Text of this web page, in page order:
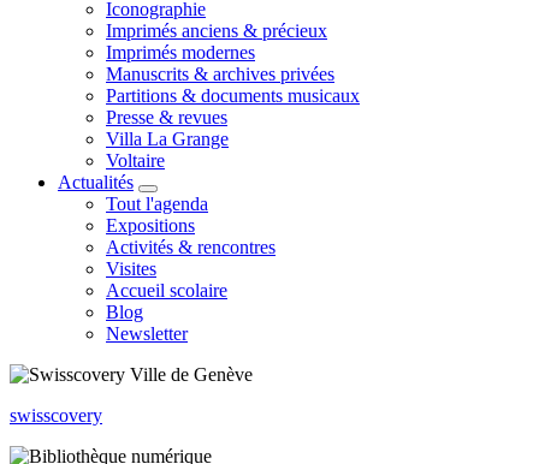
Iconographie
Imprimés anciens & précieux
Imprimés modernes
Manuscrits & archives privées
Partitions & documents musicaux
Presse & revues
Villa La Grange
Voltaire
Actualités
Tout l'agenda
Expositions
Activités & rencontres
Visites
Accueil scolaire
Blog
Newsletter
swisscovery